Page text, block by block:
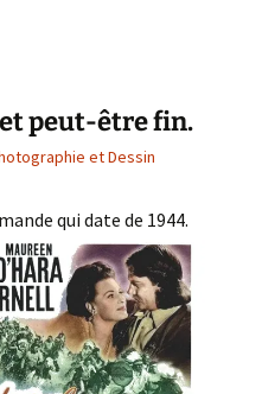
peut-être fin.
et Dessin
qui date de 1944.